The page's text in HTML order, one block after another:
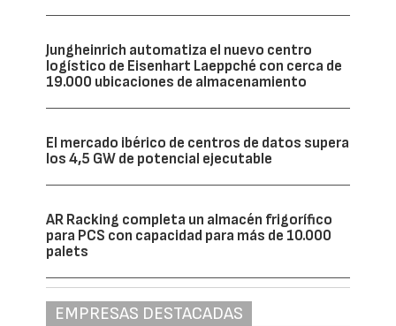
Jungheinrich automatiza el nuevo centro
logístico de Eisenhart Laeppché con cerca de
19.000 ubicaciones de almacenamiento
El mercado ibérico de centros de datos supera
los 4,5 GW de potencial ejecutable
AR Racking completa un almacén frigorífico
para PCS con capacidad para más de 10.000
palets
EMPRESAS DESTACADAS